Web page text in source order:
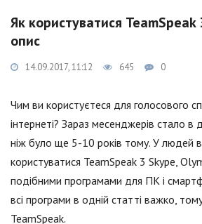
Як користуватися
опис
14.09.2017, 11:12 645 0
Чим ви користуєтеся для голосового
інтернеті? Зараз месенджерів стало в
ніж було ще 5-10 років тому. У людей
користуватися TeamSpeak 3 Skype,
подібними програмами для ПК і
всі програми в одній статті важко,
TeamSpeak.